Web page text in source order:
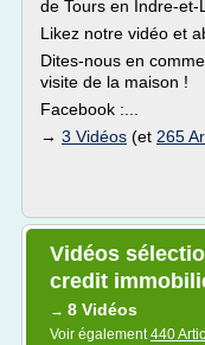
de Tours en Indre-et-
Likez notre vidéo et
Dites-nous en
visite de la maison !
Facebook :...
→ 3 Vidéos (et 265
Vidéos
credit
→ 8 Vidéos
Voir également440